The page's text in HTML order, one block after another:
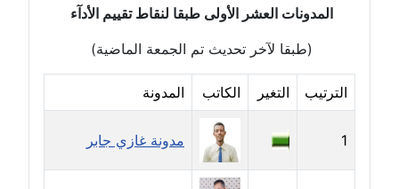
مدونة أماني بالحاج
مدونة أماني عبد السلام
عاملة
مدونة أماني عز الدين
المدونات العشر الأولى طبقا لنقاط تقييم الأدآء
(طبقا لآخر تحديث تم الجمعة الماضية)
الترتيب التغير الكاتب المدونة
1 مدونة غازي جابر